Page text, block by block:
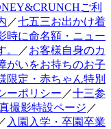
ご利
／七五三お出かけ着
時に命名額・ニュー
／お客様自身のカ
がいをお持ちのお子
限定・赤ちゃん特別
ーポリシー ／十三参
撮影特設ページ ／
入園入学・卒園卒業